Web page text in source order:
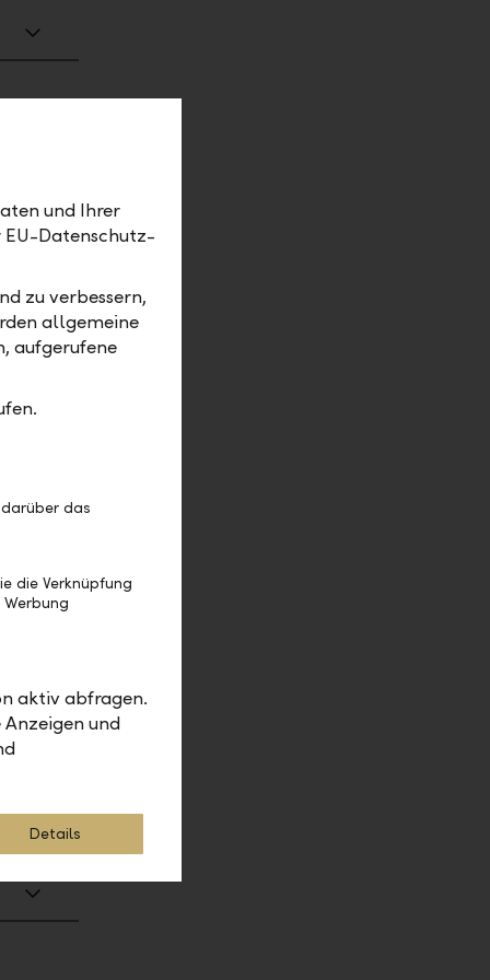
und Ihrer
EU-Datenschutz-
zu verbessern,
allgemeine
aufgerufene
das
die Verknüpfung
aktiv abfragen.
und
Details